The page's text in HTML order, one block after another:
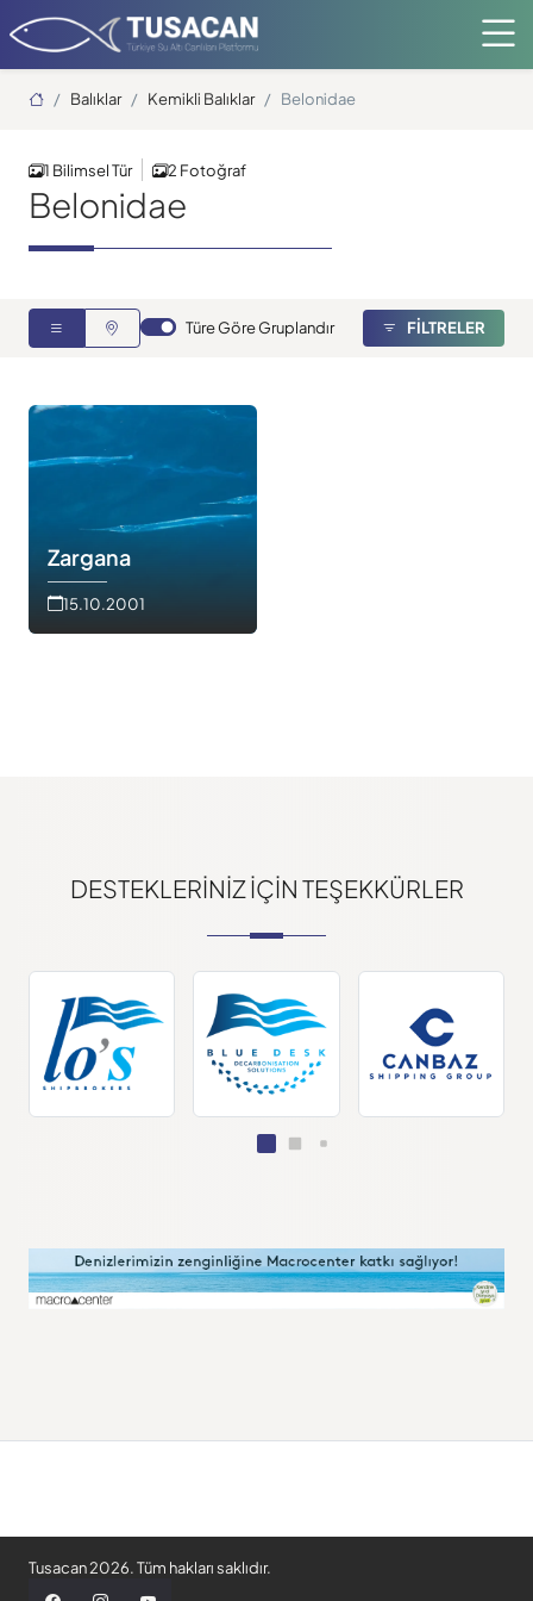
Ana Sayfa
Balıklar Kemikli Balıklar Belonidae
1 Bilimsel Tür 2 Fotoğraf
Belonidae
Türe Göre Gruplandır FİLTRELER
Zargana
15.10.2001
DESTEKLERINIZ IÇIN TEŞEKKÜRLER
Tusacan 2026. Tüm hakları saklıdır.